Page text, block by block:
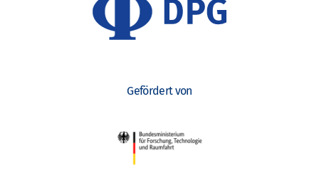
Gefördert von